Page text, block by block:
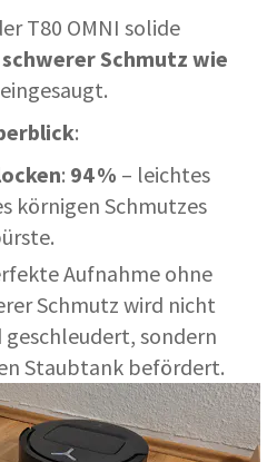
T80 OMNI solide
schwerer Schmutz wie
:
: 94 % – leichtes
körnigen Schmutzes
Aufnahme ohne
Schmutz wird nicht
geschleudert, sondern
Staubtank befördert.